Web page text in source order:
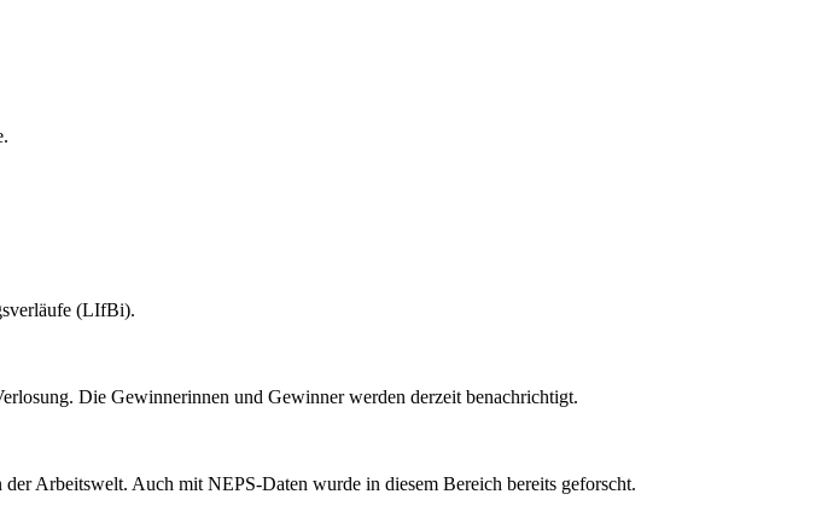
(LIfBi).
Die Gewinnerinnen und Gewinner werden derzeit benachrichtigt.
Arbeitswelt. Auch mit NEPS-Daten wurde in diesem Bereich bereits geforscht.